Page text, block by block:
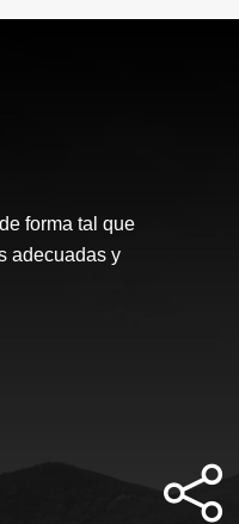
forma tal que
adecuadas y